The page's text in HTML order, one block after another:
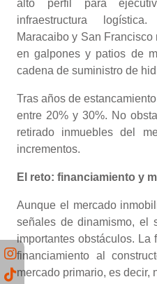
alto perfil para
infraestructura
Maracaibo y San
en galpones y patios de
cadena de suministro de
Tras años de
entre 20% y 30%. No
retirado inmuebles del
incrementos.
El reto: financiamiento y
Aunque el mercado
señales de dinamismo, el
importantes obstáculos. La
financiamiento al
mercado primario, es decir,